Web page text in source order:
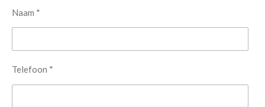
Naam *
Telefoon *